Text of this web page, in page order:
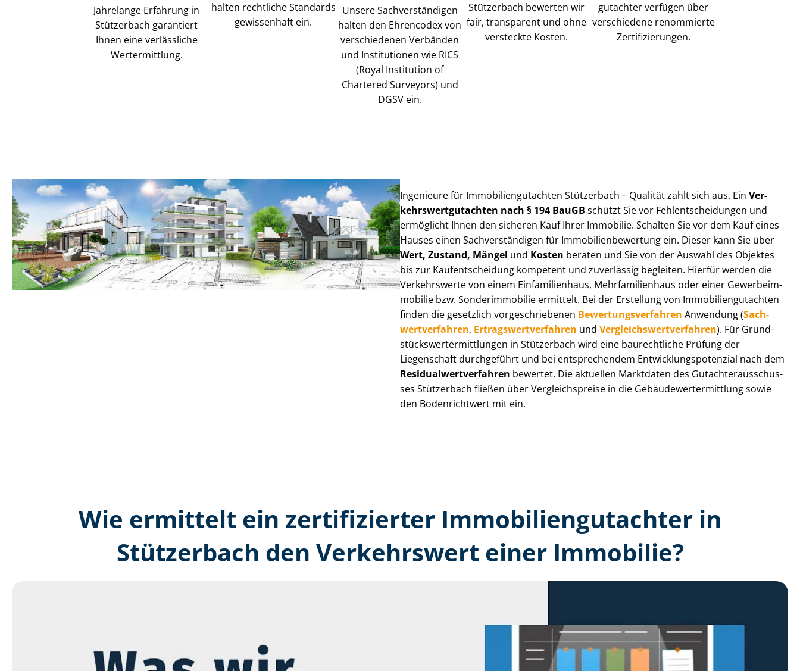
Jahrelange Erfahrung in
Stützerbach garantiert
Ihnen eine verlässliche
Wertermittlung.
halten rechtliche Standards
gewissenhaft ein.
Unsere Sach­ver­stän­di­gen
halten den Ehrencodex von
verschiedenen Verbänden
und Institutionen wie RICS
(Royal Institution of
Chartered Surveyors) und
DGSV ein.
Stützerbach bewerten wir
fair, transparent und ohne
versteckte Kosten.
gutachter verfügen über
verschiedene renommierte
Zer­ti­fi­zie­run­gen.
Ingenieure für Im­mo­bi­li­en­gut­ach­ten Stützerbach – Qualität zahlt sich aus. Ein Ver­
kehrs­wert­gut­ach­ten nach § 194 BauGB schützt Sie vor Fehl­ent­schei­dun­gen und
ermöglicht Ihnen den sicheren Kauf Ihrer Immobilie. Schalten Sie vor dem Kauf eines
Hauses einen Sach­ver­stän­di­gen für Im­mo­bi­li­en­be­wer­tung ein. Dieser kann Sie über
Wert, Zustand, Mängel und Kosten beraten und Sie von der Auswahl des Objektes
bis zur Kauf­ent­schei­dung kompetent und zuverlässig begleiten. Hierfür werden die
Verkehrswerte von einem Einfamilienhaus, Mehr­fa­mi­li­en­haus oder einer Ge­wer­be­im­
mo­bi­lie bzw. Sonderimmobilie ermittelt. Bei der Erstellung von Im­mo­bi­li­en­gut­ach­ten
finden die gesetzlich vor­ge­schrie­be­nen Be­wer­tungs­ver­fah­ren Anwendung (Sach­
wert­ver­fah­ren, Er­trags­wert­ver­fah­ren und Ver­gleichs­wert­ver­fah­ren). Für Grund­
stücks­wert­ermitt­lun­gen in Stützerbach wird eine baurechtliche Prüfung der
Liegenschaft durchgeführt und bei entsprechendem Ent­wick­lungs­po­ten­zi­al nach dem
Re­si­du­al­wert­ver­fah­ren bewertet. Die aktuellen Marktdaten des Gut­ach­ter­aus­schus­
ses Stützerbach fließen über Ver­gleichs­prei­se in die Ge­bäu­de­wert­ermitt­lung sowie
den Bodenrichtwert mit ein.
Wie ermittelt ein zertifizierter Immobilien­gutachter in
Stützerbach den Verkehrswert einer Immobilie?